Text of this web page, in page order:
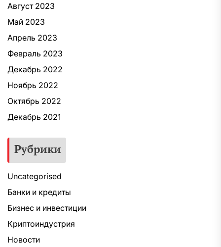
Август 2023
Май 2023
Апрель 2023
Февраль 2023
Декабрь 2022
Ноябрь 2022
Октябрь 2022
Декабрь 2021
Рубрики
Uncategorised
Банки и кредиты
Бизнес и инвестиции
Криптоиндустрия
Новости